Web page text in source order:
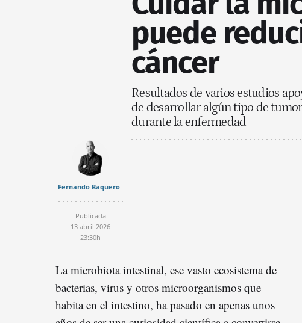
puede
cáncer
Resultados de varios estudios
de desarrollar algún tipo de
durante la enfermedad
Fernando Baquero
Publicada
13 abril 2026
23:30h
La microbiota intestinal, ese vasto ecosistema de
bacterias, virus y otros microorganismos que
habita en el intestino, ha pasado en apenas unos